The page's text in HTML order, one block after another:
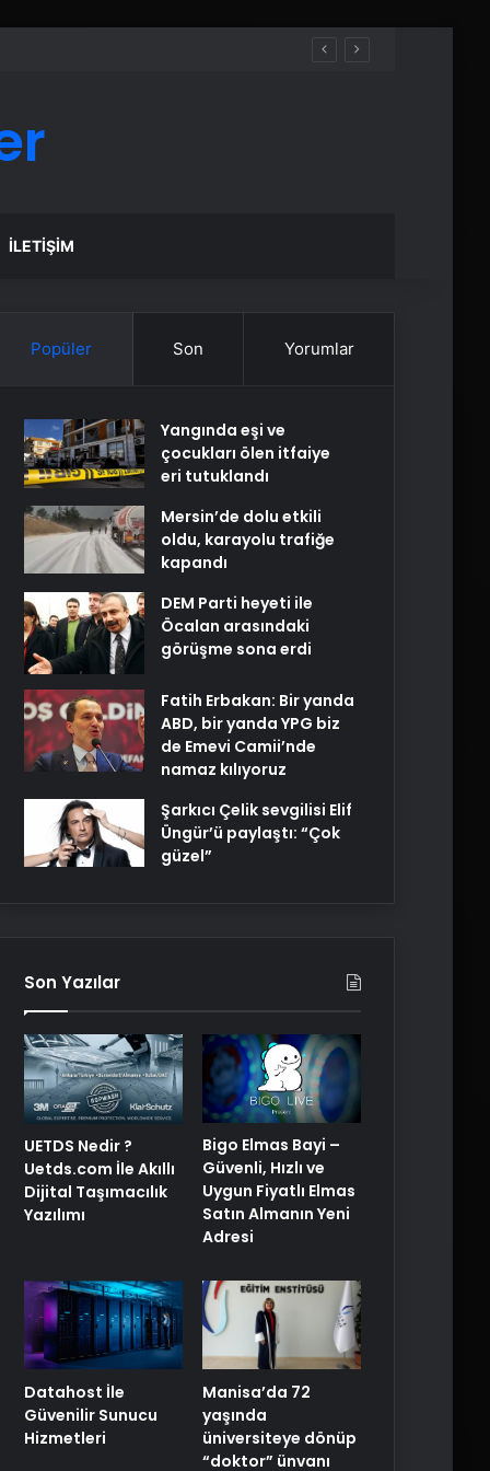
İLETIŞIM
Popüler Son Yorumlar
Yangında eşi ve
çocukları ölen itfaiye
eri tutuklandı
Mersin’de dolu etkili
oldu, karayolu trafiğe
kapandı
DEM Parti heyeti ile
Öcalan arasındaki
görüşme sona erdi
Fatih Erbakan: Bir yanda
ABD, bir yanda YPG biz
de Emevi Camii’nde
namaz kılıyoruz
Şarkıcı Çelik sevgilisi Elif
Üngür’ü paylaştı: “Çok
güzel”
Son Yazılar
UETDS Nedir ?
Uetds.com İle Akıllı
Dijital Taşımacılık
Yazılımı
Bigo Elmas Bayi –
Güvenli, Hızlı ve
Uygun Fiyatlı Elmas
Satın Almanın Yeni
Adresi
Datahost İle
Güvenilir Sunucu
Hizmetleri
Manisa’da 72
yaşında
üniversiteye dönüp
“doktor” ünvanı